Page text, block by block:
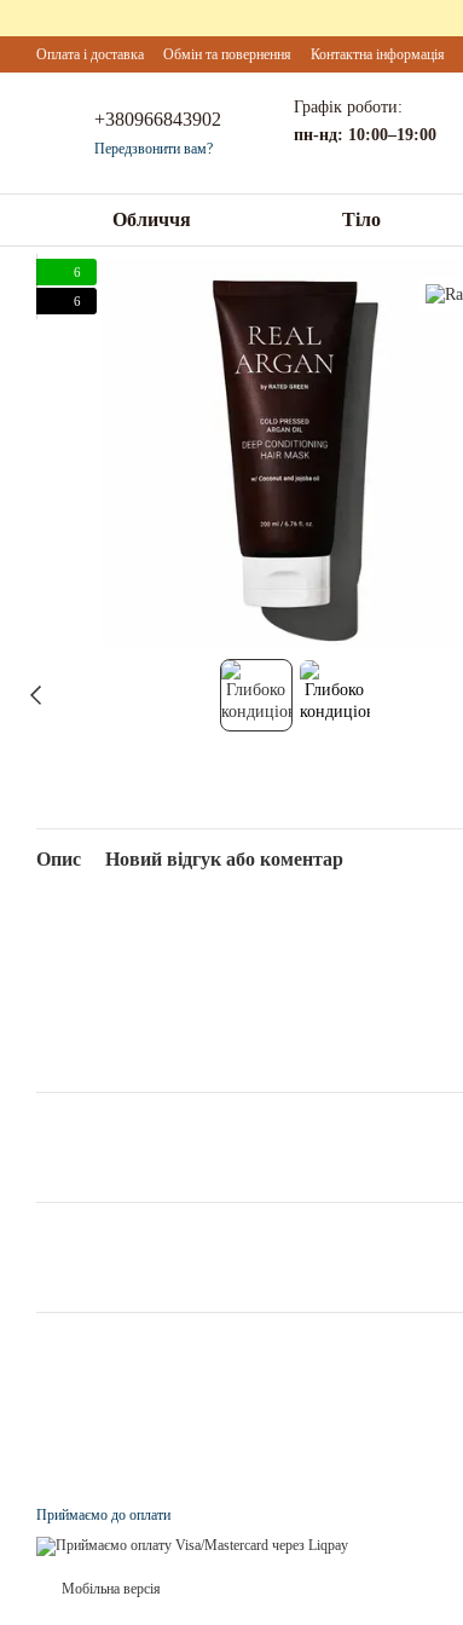
Оплата і доставка Обмін та повернення Контактна інформація
+380966843902
Передзвонити вам?
Графік роботи:
пн-нд: 10:00–19:00
Обличчя Тіло
6
6
Опис Новий відгук або коментар
Приймаємо до оплати
Мобільна версія